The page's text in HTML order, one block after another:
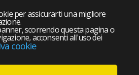
per assicurarti una migliore
scorrendo questa pagina o
acconsenti all'uso dei
cookie